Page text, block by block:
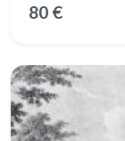
80 €